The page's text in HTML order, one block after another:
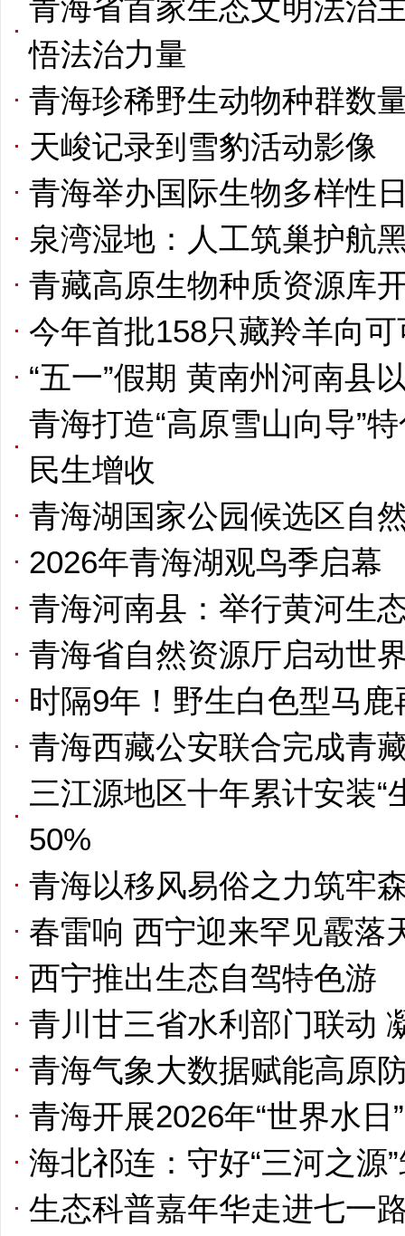
青海省首家生态文明法治
悟法治力量
青海珍稀野生动物种群数
天峻记录到雪豹活动影像
青海举办国际生物多样性
泉湾湿地：人工筑巢护航
青藏高原生物种质资源库
今年首批158只藏羚羊向
“五一”假期 黄南州河南县
青海打造“高原雪山向导”
民生增收
青海湖国家公园候选区自
2026年青海湖观鸟季启幕
青海河南县：举行黄河生
青海省自然资源厅启动世
时隔9年！野生白色型马
青海西藏公安联合完成青
三江源地区十年累计安装“
50%
青海以移风易俗之力筑牢
春雷响 西宁迎来罕见霰落
西宁推出生态自驾特色游
青川甘三省水利部门联动
青海气象大数据赋能高原
青海开展2026年“世界水日
海北祁连：守好“三河之源
生态科普嘉年华走进七一